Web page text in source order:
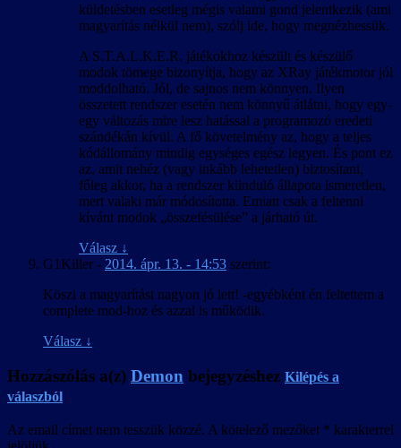
küldetésben esetleg mégis valami gond jelentkezik (ami
magyarítás nélkül nem), szólj ide, hogy megnézhessük.
A S.T.A.L.K.E.R. játékokhoz készült és készülő
modok tömege bizonyítja, hogy az XRay játékmotor jól
moddolható. Jól, de sajnos nem könnyen. Ilyen
összetett rendszer esetén nem könnyű átlátni, hogy egy-
egy változás mire lesz hatással a programozó eredeti
szándékán kívül. A fő követelmény az, hogy a teljes
kódállomány mindig egységes egész legyen. És pont ez
az, amit nehéz (vagy inkább lehetetlen) biztosítani,
főleg akkor, ha a rendszer kiinduló állapota ismeretlen,
mert valaki már módosította. Emiatt csak a feltenni
kívánt modok „összefésülése” a járható út.
Válasz ↓
G1Killer - 2014. ápr. 13. - 14:53 szerint:
Köszi a magyarítást nagyon jó lett! -egyébként én feltettem a
complete mod-hoz és azzal is működik.
Válasz ↓
Hozzászólás a(z) Demon bejegyzéshez Kilépés a
válaszból
Az email címet nem tesszük közzé. A kötelező mezőket * karakterrel